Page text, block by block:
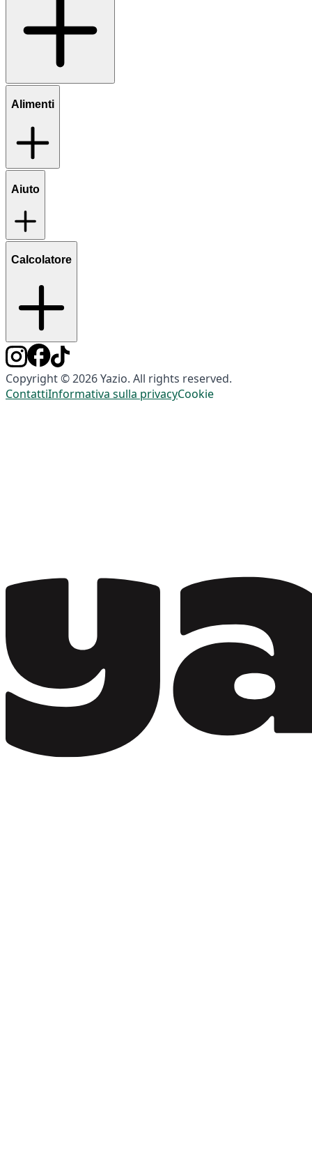
Alimenti
Aiuto
Calcolatore
Copyright © 2026 Yazio. All rights reserved.
ContattiInformativa sulla privacyCookie